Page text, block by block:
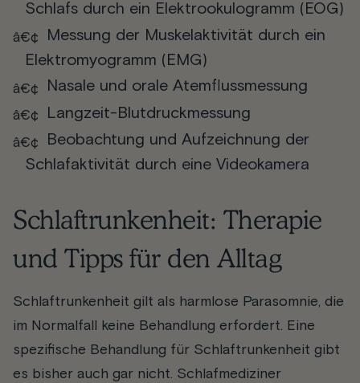
Schlafs durch ein Elektrookulogramm (EOG)
Messung der Muskelaktivität durch ein
Elektromyogramm (EMG)
Nasale und orale Atemflussmessung
Langzeit-Blutdruckmessung
Beobachtung und Aufzeichnung der
Schlafaktivität durch eine Videokamera
Schlaftrunkenheit: Therapie
und Tipps für den Alltag
Schlaftrunkenheit gilt als harmlose Parasomnie, die
im Normalfall keine Behandlung erfordert. Eine
spezifische Behandlung für Schlaftrunkenheit gibt
es bisher auch gar nicht. Schlafmediziner